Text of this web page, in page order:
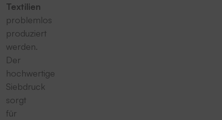
Textilien
problemlos
produziert
werden.
Der
hochwertige
Siebdruck
sorgt
für